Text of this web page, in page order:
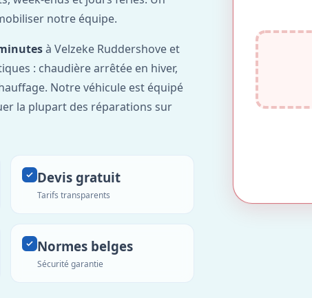
notre équipe.
à Velzeke Ruddershove et
: chaudière arrêtée en hiver,
Notre véhicule est équipé
la plupart des réparations sur
Devis gratuit
Tarifs transparents
Normes belges
Sécurité garantie